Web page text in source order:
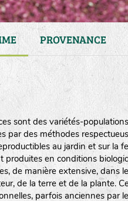
PROVENANCE
sont des variétés-
par des méthodes
au jardin et sur la
produites en conditions
de manière extensive, dans le
de la terre et de la plante.
parfois anciennes par